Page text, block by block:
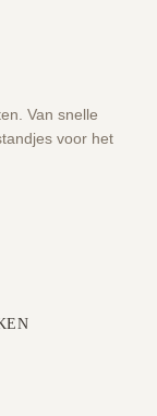
Van snelle
voor het